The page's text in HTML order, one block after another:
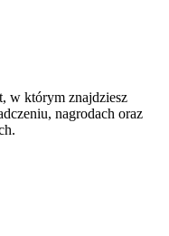
w którym znajdziesz
nagrodach oraz